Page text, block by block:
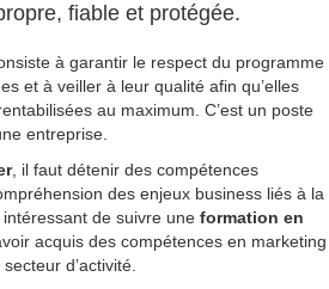
fiable et protégée.
à garantir le respect du programme
et à veiller à leur qualité afin qu’elles
au maximum. C’est un poste
entreprise.
, il faut détenir des compétences
des enjeux business liés à la
de suivre une formation en
acquis des compétences en marketing
d’activité.